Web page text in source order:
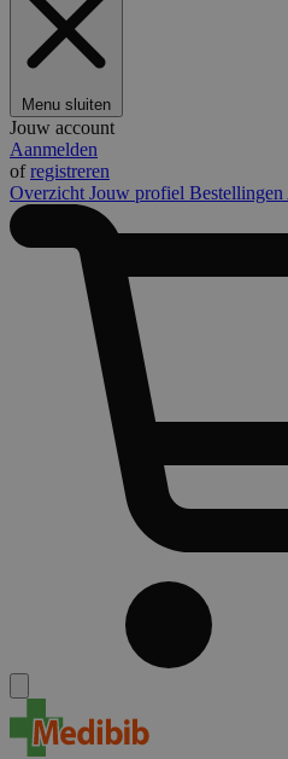
Menu sluiten
Jouw account
Aanmelden
ofregistreren
Overzicht Jouw profiel Bestellingen